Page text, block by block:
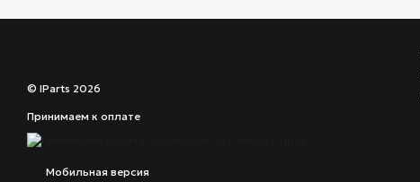
© IParts 2026
Принимаем к оплате
Мобильная версия